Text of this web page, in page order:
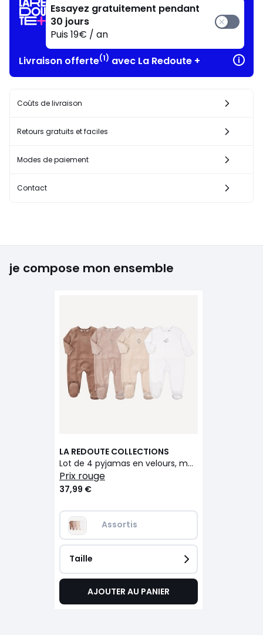
Essayez gratuitement pendant
30 jours
Puis 19€ / an
Livraison offerte(1) avec La Redoute +
Coûts de livraison
Retours gratuits et faciles
Modes de paiement
Contact
je compose mon ensemble
LA REDOUTE COLLECTIONS
Lot de 4 pyjamas en velours, motifs animaliers
prix rouge
37,99 €
Assortis
Taille
AJOUTER AU PANIER